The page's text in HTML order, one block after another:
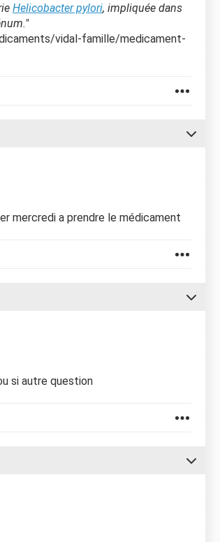
Helicobacter pylori, impliquée dans
vidal-famille/medicament-
mercredi a prendre le médicament
si autre question